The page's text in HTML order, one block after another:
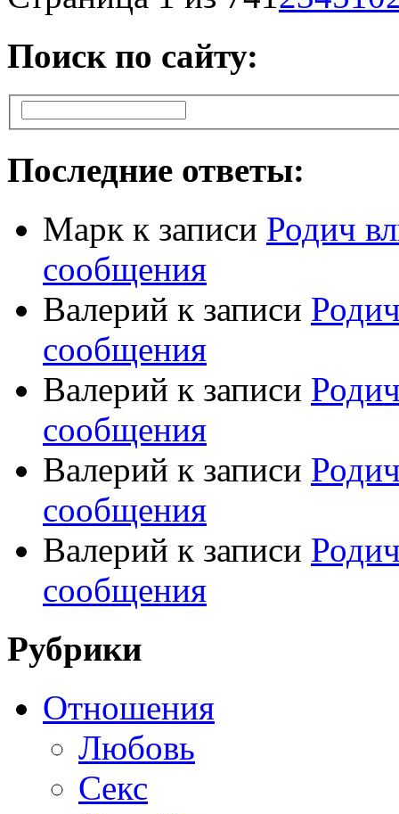
Поиск по сайту:
Последние ответы:
Марк к записи Родич
сообщения
Валерий к записи
сообщения
Валерий к записи
сообщения
Валерий к записи
сообщения
Валерий к записи
сообщения
Рубрики
Отношения
Любовь
Секс